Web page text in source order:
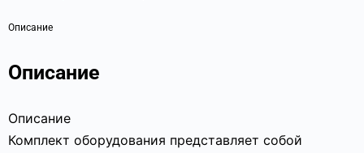
Описание
Описание
Описание
Комплект оборудования представляет собой